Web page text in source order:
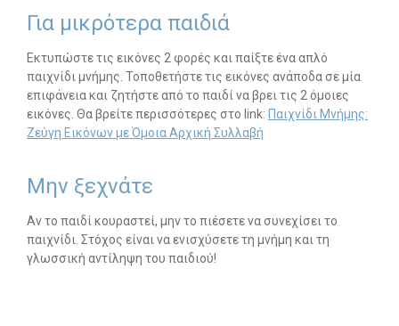
-- Ειδική Αγωγή
-- Διαταραχές
Δωρεάν Υλικό
-- Εκπαιδευτικές Αφίσες
-- Ebooks
-- Τεστ Ανίχνευσης
Για μικρότερα παιδιά
Εκτυπώστε τις εικόνες 2 φορές και παίξτε ένα απλό
παιχνίδι μνήμης. Τοποθετήστε τις εικόνες ανάποδα σε μία
επιφάνεια και ζητήστε από το παιδί να βρει τις 2 όμοιες
εικόνες. Θα βρείτε περισσότερες στο link: Παιχνίδι Μνήμης:
Ζεύγη Εικόνων με Όμοια Αρχική Συλλαβή
Μην ξεχνάτε
Αν το παιδί κουραστεί, μην το πιέσετε να συνεχίσει το
παιχνίδι. Στόχος είναι να ενισχύσετε τη μνήμη και τη
γλωσσική αντίληψη του παιδιού!